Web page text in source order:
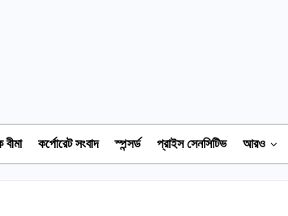
বীমা কর্পোরেট সংবাদ স্পন্সর্ড প্রাইস সেনসিটিভ আরও